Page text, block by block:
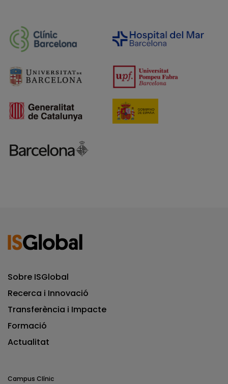
Sobre ISGlobal
Recerca i Innovació
Transferència i Impacte
Formació
Actualitat
Campus Clínic